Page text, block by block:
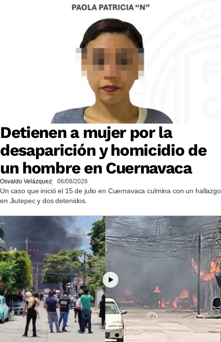
Detienen a mujer por la
desaparición y homicidio de
un hombre en Cuernavaca
Osvaldo Velázquez 06/08/2026
Un caso que inició el 15 de julio en Cuernavaca culmina con un hallazgo
en Jiutepec y dos detenidos.